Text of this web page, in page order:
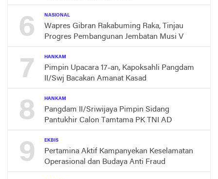
6 NASIONAL
Wapres Gibran Rakabuming Raka, Tinjau
Progres Pembangunan Jembatan Musi V
7 HANKAM
Pimpin Upacara 17-an, Kapoksahli Pangdam
II/Swj Bacakan Amanat Kasad
8 HANKAM
Pangdam II/Sriwijaya Pimpin Sidang
Pantukhir Calon Tamtama PK TNI AD
9 EKBIS
Pertamina Aktif Kampanyekan Keselamatan
Operasional dan Budaya Anti Fraud